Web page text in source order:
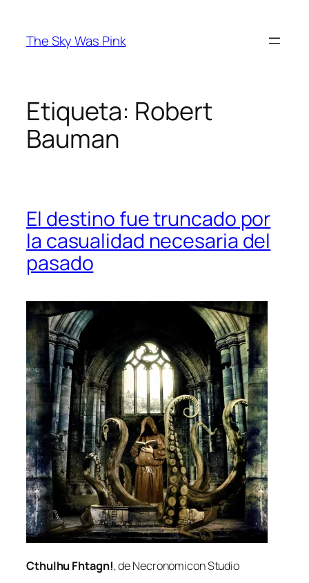
contenido
The Sky Was Pink
Etiqueta: Robert
Bauman
El destino fue truncado por
la casualidad necesaria del
pasado
Cthulhu Fhtagn!, de Necronomicon Studio